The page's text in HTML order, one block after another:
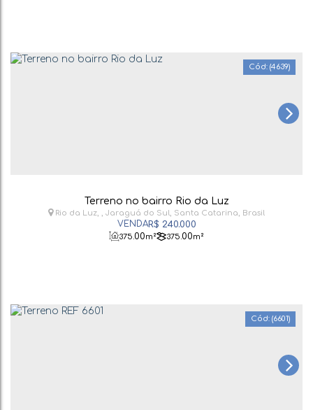
(4639)
Terreno no bairro Rio da Luz
R$ 240.000
Rio da Luz , Jaraguá do Sul, Santa Catarina, Brasil
375 .00m² 375 .00m²
(6601)